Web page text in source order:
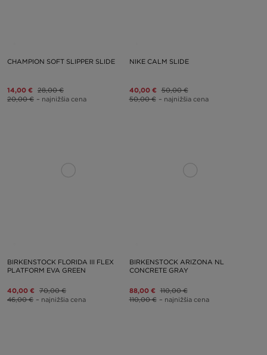
CHAMPION SOFT SLIPPER SLIDE
14,00 € 28,00 €
20,00 € – najnižšia cena
NIKE CALM SLIDE
40,00 € 50,00 €
50,00 € – najnižšia cena
BIRKENSTOCK FLORIDA III FLEX
PLATFORM EVA GREEN
40,00 € 70,00 €
46,00 € – najnižšia cena
BIRKENSTOCK ARIZONA NL
CONCRETE GRAY
88,00 € 110,00 €
110,00 € – najnižšia cena